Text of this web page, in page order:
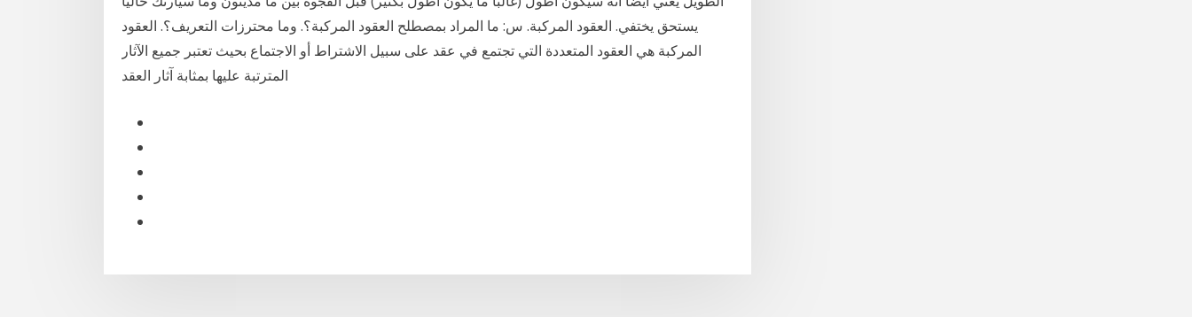
يستحق يختفي. العقود المركبة. س: ما المراد بمصطلح العقود المركبة؟. وما محترزات التعريف؟. العقود
المركبة هي العقود المتعددة التي تجتمع في عقد على سبيل الاشتراط أو الاجتماع بحيث تعتبر جميع الآثار
المترتبة عليها بمثابة آثار العقد